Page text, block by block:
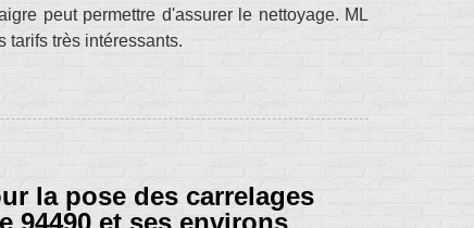
peut permettre d'assurer le nettoyage. ML
tarifs très intéressants.
la pose des carrelages
94490 et ses environs